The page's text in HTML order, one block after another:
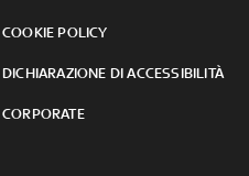
COOKIE POLICY
DICHIARAZIONE DI ACCESSIBILITÀ
CORPORATE